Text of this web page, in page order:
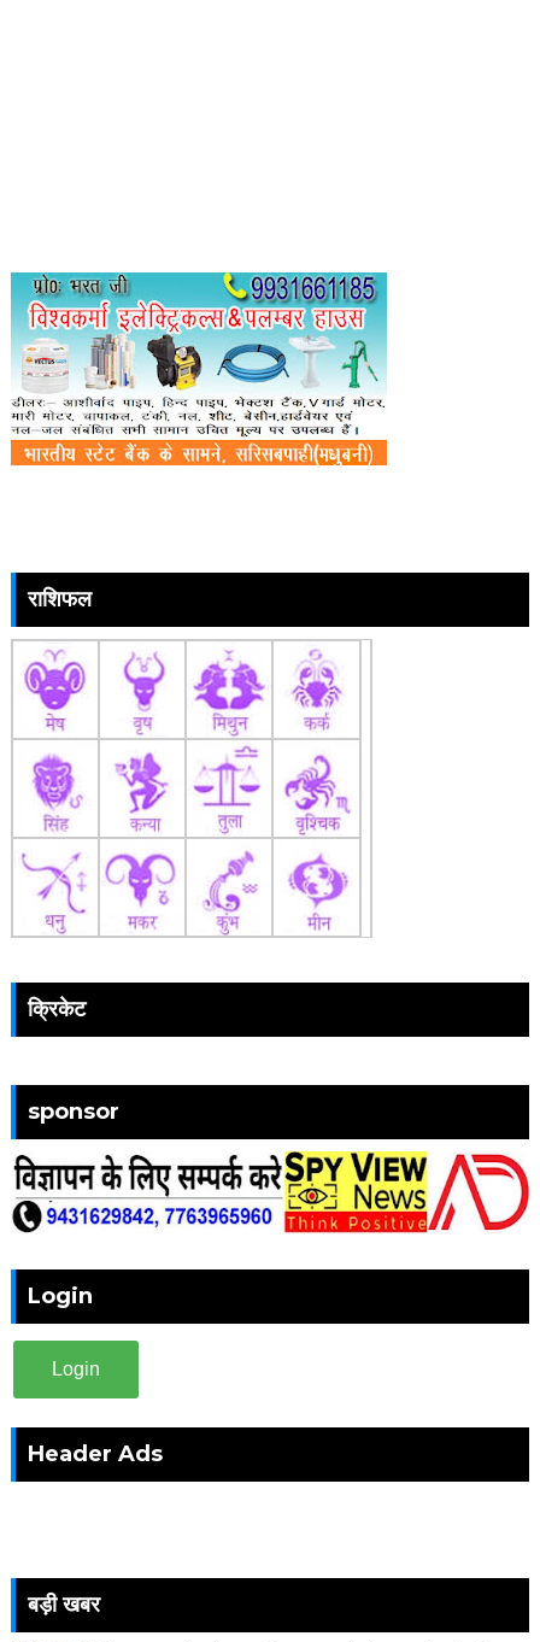
राशिफल
क्रिकेट
sponsor
Login
Login
Header Ads
बड़ी खबर